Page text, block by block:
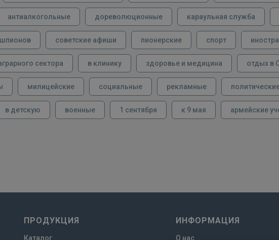
антиалкогольные дореволюционные караульная служба
советские афиши пионерские спорт
сектора в клинику здоровье и медицина отдых в
милицейские социальные рекламные
в детскую военные 1 сентября к 9 мая армейские
ПРОДУКЦИЯ
Каталог
ИНФОРМАЦИЯ
О нас